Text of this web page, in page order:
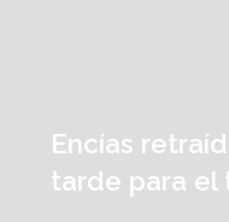
Encías
tarde para el